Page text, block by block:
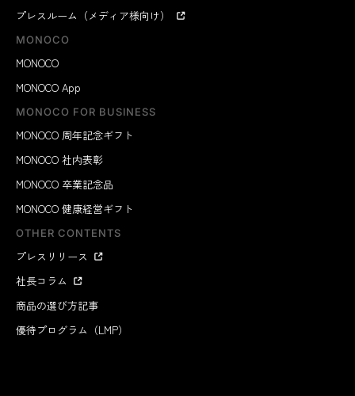
プレスルーム（メディア様向け）
MONOCO
MONOCO
MONOCO App
MONOCO FOR BUSINESS
MONOCO 周年記念ギフト
MONOCO 社内表彰
MONOCO 卒業記念品
MONOCO 健康経営ギフト
OTHER CONTENTS
プレスリリース
社長コラム
商品の選び方記事
優待プログラム（LMP）